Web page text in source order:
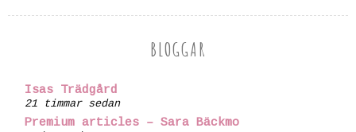
BLOGGAR
Isas Trädgård
21 timmar sedan
Premium articles – Sara Bäckmo